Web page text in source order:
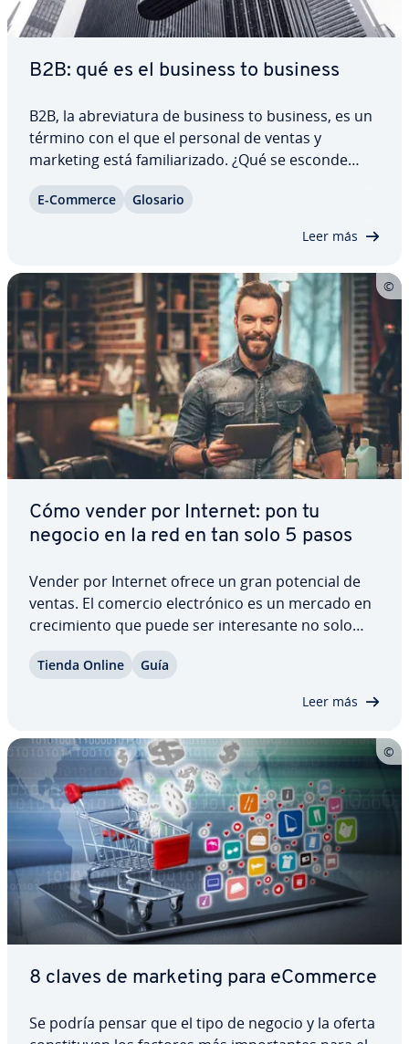
B2B: qué es el business to business
B2B, la abre­via­tu­ra de business to business, es un
término con el que el personal de ventas y
marketing está fa­mi­lia­ri­za­do. ¿Qué se esconde
empresa B2B llegar a sus clientes co­me­r­cia­les en
E-Commerce Glosario
Leer más
Cómo vender por Internet: pon tu
negocio en la red en tan solo 5 pasos
Vender por Internet ofrece un gran potencial de
ventas. El comercio ele­c­tró­ni­co es un mercado en
cre­ci­mie­n­to que puede ser in­te­re­sa­n­te no solo
de productos online permite generar ganancias
Tienda Online Guía
Leer más
8 claves de marketing para eCommerce
Se podría pensar que el tipo de negocio y la oferta